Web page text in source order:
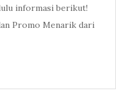
informasi berikut!
Promo Menarik dari